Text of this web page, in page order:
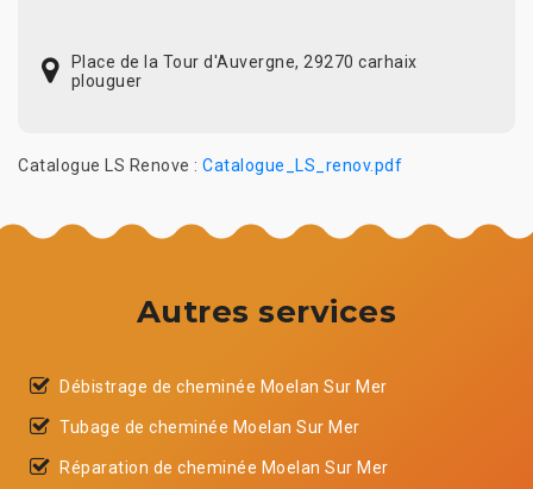
Place de la Tour d'Auvergne, 29270 carhaix
plouguer
Catalogue LS Renove : Catalogue_LS_renov.pdf
Autres services
Débistrage de cheminée Moelan Sur Mer
Tubage de cheminée Moelan Sur Mer
Réparation de cheminée Moelan Sur Mer